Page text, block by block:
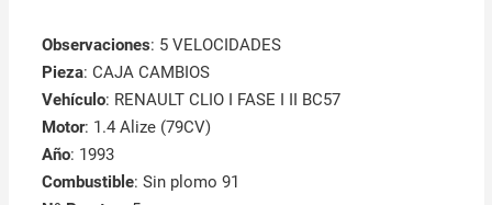
Observaciones: 5 VELOCIDADES
Pieza: CAJA CAMBIOS
Vehículo: RENAULT CLIO I FASE I II BC57
Motor: 1.4 Alize (79CV)
Año: 1993
Combustible: Sin plomo 91